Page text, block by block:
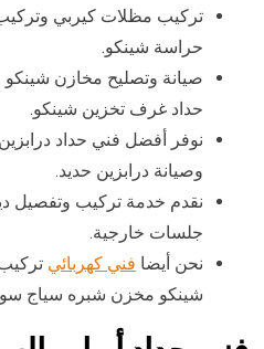
تركيب مظلات كيربي
حراسة شينكو.
صيانة وتصليح مخازن
حداد غرف تخزين شينكو.
نوفر أفضل فني حداد
وصيانة درابزين حديد.
نقدم خدمة تركيب وتفصيل
جلسات خارجية.
نحن أيضا فني كهربائي
شينكو مخزن شبره سياج